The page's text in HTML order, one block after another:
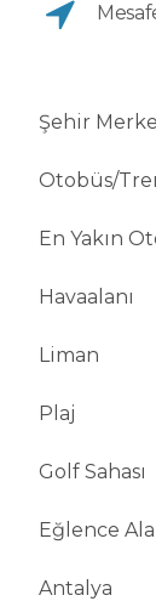
Şehir
Otobüs/
En Yakın
Havaalanı
Liman
Plaj
Golf Sahası
Eğlence
Antalya